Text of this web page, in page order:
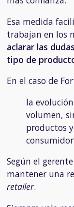
Esa medida
trabajan en los
aclarar las
tipo de
En el caso de
la
volumen,
productos
Según el
mantener una
retailer.